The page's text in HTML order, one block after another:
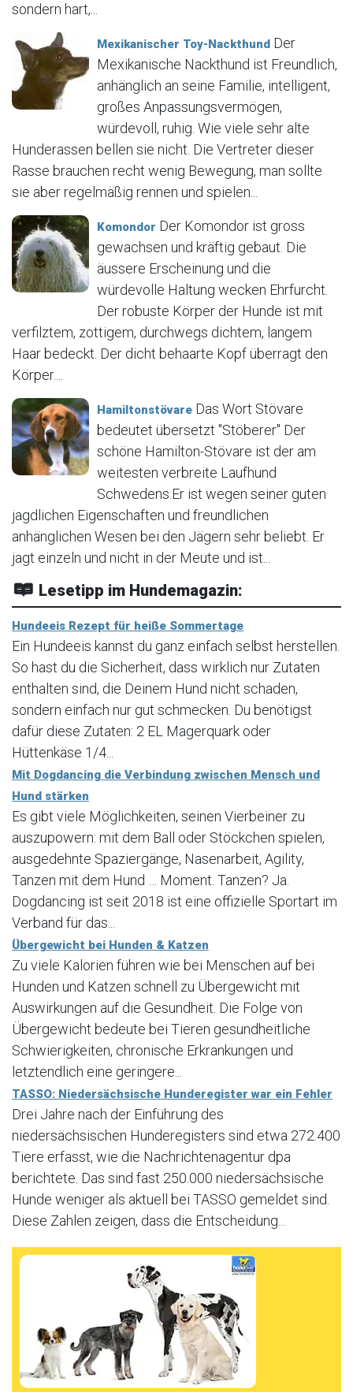
sondern hart,...
Mexikanischer Toy-Nackthund Der
Mexikanische Nackthund ist Freundlich,
anhänglich an seine Familie, intelligent,
großes Anpassungsvermögen,
würdevoll, ruhig. Wie viele sehr alte
Hunderassen bellen sie nicht. Die Vertreter dieser
Rasse brauchen recht wenig Bewegung, man sollte
sie aber regelmäßig rennen und spielen...
Komondor Der Komondor ist gross
gewachsen und kräftig gebaut. Die
äussere Erscheinung und die
würdevolle Haltung wecken Ehrfurcht.
Der robuste Körper der Hunde ist mit
verfilztem, zottigem, durchwegs dichtem, langem
Haar bedeckt. Der dicht behaarte Kopf überragt den
Körper....
Hamiltonstövare Das Wort Stövare
bedeutet übersetzt "Stöberer" Der
schöne Hamilton-Stövare ist der am
weitesten verbreite Laufhund
Schwedens.Er ist wegen seiner guten
jagdlichen Eigenschaften und freundlichen
anhänglichen Wesen bei den Jägern sehr beliebt. Er
jagt einzeln und nicht in der Meute und ist...
Lesetipp im Hundemagazin:
Hundeeis Rezept für heiße Sommertage
Ein Hundeeis kannst du ganz einfach selbst herstellen.
So hast du die Sicherheit, dass wirklich nur Zutaten
enthalten sind, die Deinem Hund nicht schaden,
sondern einfach nur gut schmecken. Du benötigst
dafür diese Zutaten: 2 EL Magerquark oder
Hüttenkäse 1/4...
Mit Dogdancing die Verbindung zwischen Mensch und
Hund stärken
Es gibt viele Möglichkeiten, seinen Vierbeiner zu
auszupowern: mit dem Ball oder Stöckchen spielen,
ausgedehnte Spaziergänge, Nasenarbeit, Agility,
Tanzen mit dem Hund … Moment. Tanzen? Ja.
Dogdancing ist seit 2018 ist eine offizielle Sportart im
Verband für das...
Übergewicht bei Hunden & Katzen
Zu viele Kalorien führen wie bei Menschen auf bei
Hunden und Katzen schnell zu Übergewicht mit
Auswirkungen auf die Gesundheit. Die Folge von
Übergewicht bedeute bei Tieren gesundheitliche
Schwierigkeiten, chronische Erkrankungen und
letztendlich eine geringere...
TASSO: Niedersächsische Hunderegister war ein Fehler
Drei Jahre nach der Einführung des
niedersächsischen Hunderegisters sind etwa 272.400
Tiere erfasst, wie die Nachrichtenagentur dpa
berichtete. Das sind fast 250.000 niedersächsische
Hunde weniger als aktuell bei TASSO gemeldet sind.
Diese Zahlen zeigen, dass die Entscheidung...